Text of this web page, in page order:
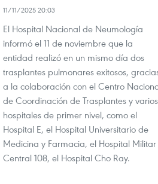
11/11/2025 20:03
El Hospital Nacional de Neumología
informó el 11 de noviembre que la
entidad realizó en un mismo día dos
trasplantes pulmonares exitosos,
a la colaboración con el Centro
de Coordinación de Trasplantes y varios
hospitales de primer nivel, como el
Hospital E, el Hospital Universitario de
Medicina y Farmacia, el Hospital Militar
Central 108, el Hospital Cho Ray.